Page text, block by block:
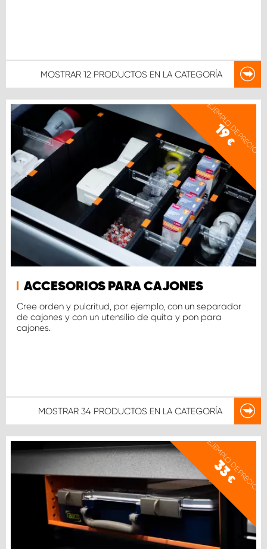
MOSTRAR 12 PRODUCTOS EN LA CATEGORÍA
EJEMPLO DE PRECIO
19
€
ACCESORIOS PARA CAJONES
Cree orden y pulcritud, por ejemplo, con un separador
de cajones y con un utensilio de quita y pon para
cajones.
MOSTRAR 34 PRODUCTOS EN LA CATEGORÍA
EJEMPLO DE PRECIO
33
€